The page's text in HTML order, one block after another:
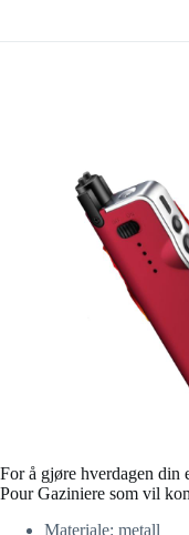
For å gjøre hverdagen din
Pour Gaziniere som vil
Materiale: metall